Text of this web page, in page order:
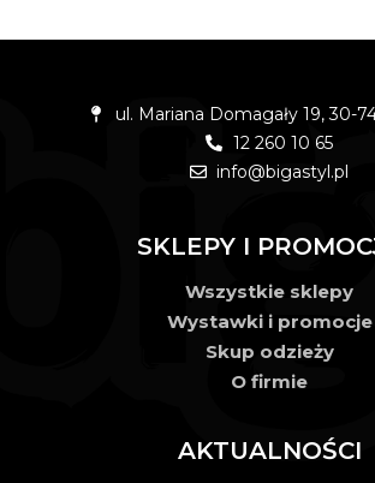
ul. Mariana Domagały 19, 30-
12 260 10 65
info@bigastyl.pl
SKLEPY I
Wszystkie sklepy
Wystawki i promocje
Skup odzieży
O firmie
AKTUALNOŚCI